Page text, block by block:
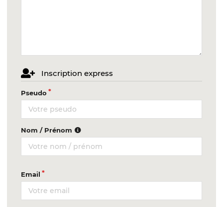
Inscription express
Pseudo
Nom / Prénom
Email